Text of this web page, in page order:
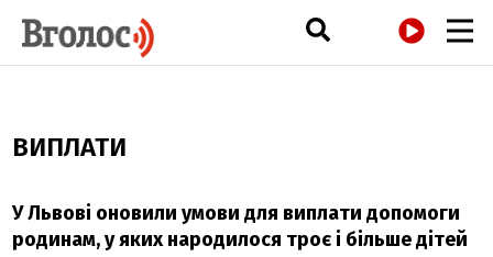
ВИПЛАТИ
У Львові оновили умови для виплати допомоги
родинам, у яких народилося троє і більше дітей